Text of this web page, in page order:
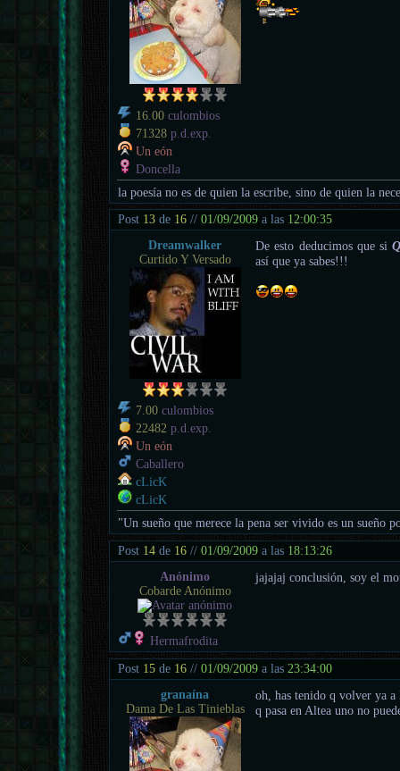
16.00 culombios
71328 p.d.exp.
Un eón
Doncella
la poesía no es de quien la escribe, sino de quien la
Post 13 de 16 //01/09/2009 a las 12:00:35
Dreamwalker
Curtido Y Versado
7.00 culombios
22482 p.d.exp.
Un eón
Caballero
cLicK
cLicK
De esto deducimos que si
así que ya sabes!!!
"Un sueño que merece la pena ser vivido es un sueño
Post 14 de 16 //01/09/2009 a las 18:13:26
Anónimo
Cobarde Anónimo
Hermafrodita
jajajaj conclusión, soy el
Post 15 de 16 //01/09/2009 a las 23:34:00
granaína
Dama De Las Tinieblas
oh, has tenido q volver ya
q pasa en Altea uno no